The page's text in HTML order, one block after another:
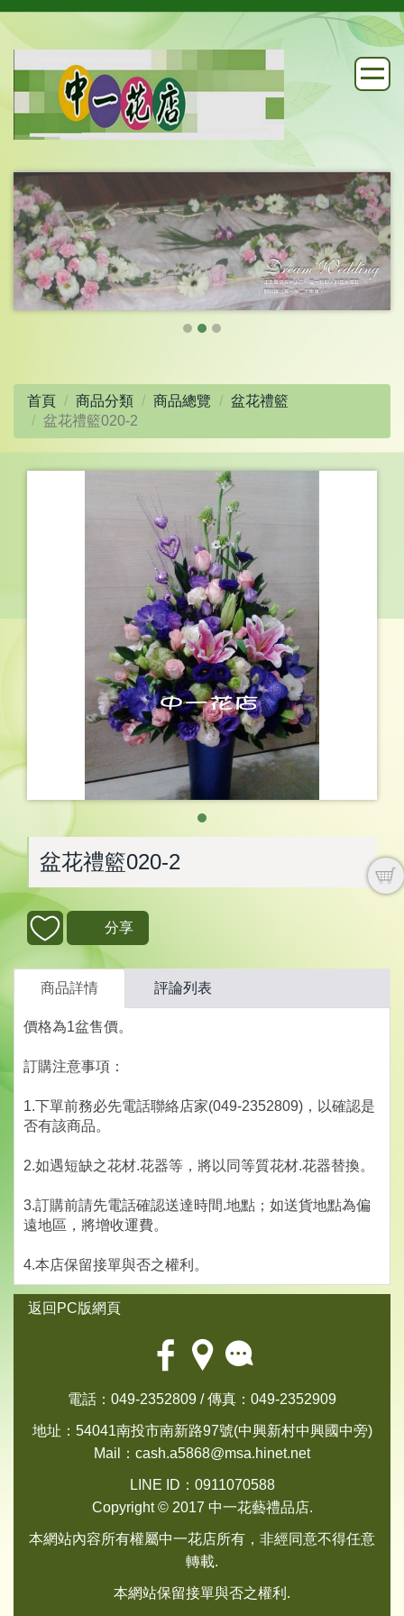
首頁 商品分類 商品總覽
盆花禮籃
盆花禮籃020-2
盆花禮籃020-2
分享
商品詳情 評論列表
價格為1盆售價。
訂購注意事項：
1.下單前務必先電話聯絡店家(049-2352809)，以確認是
否有該商品。
2.如遇短缺之花材.花器等，將以同等質花材.花器替換。
3.訂購前請先電話確認送達時間.地點；如送貨地點為偏
遠地區，將增收運費。
4.本店保留接單與否之權利。
返回PC版網頁
電話：049-2352809 / 傳真：049-2352909
地址：54041南投市南新路97號(中興新村中興國中旁)
Mail： cash.a5868@msa.hinet.net
LINE ID：0911070588
Copyright © 2017 中一花藝禮品店.
本網站內容所有權屬中一花店所有，非經同意不得任意
轉載.
本網站保留接單與否之權利.